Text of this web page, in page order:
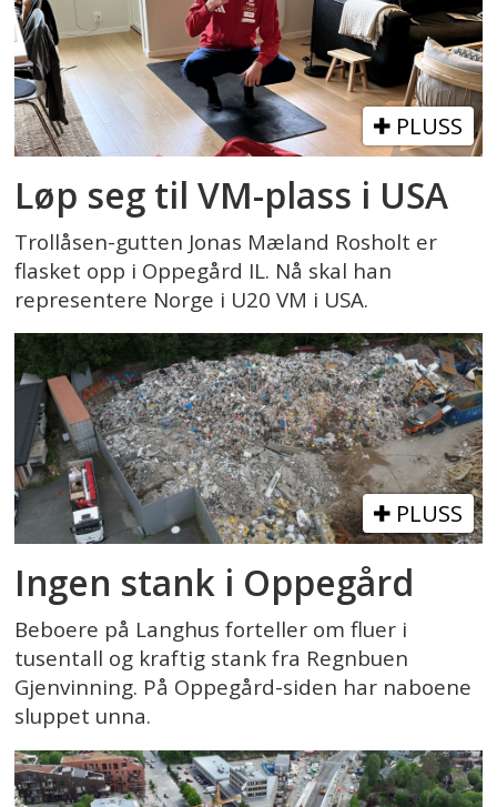
PLUSS
Løp seg til VM-plass i USA
Trollåsen-gutten Jonas Mæland Rosholt er
flasket opp i Oppegård IL. Nå skal han
representere Norge i U20 VM i USA.
PLUSS
Ingen stank i Oppegård
Beboere på Langhus forteller om fluer i
tusentall og kraftig stank fra Regnbuen
Gjenvinning. På Oppegård-siden har naboene
sluppet unna.